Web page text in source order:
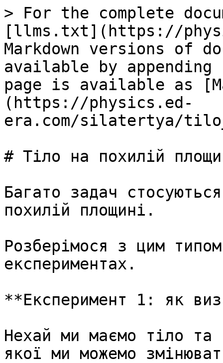
> For the complete
[llms.txt](https://
Markdown versions of
available by
page is available as
(https://physics.ed-
era.com/silatertya/
# Тiло на похилiй
Багато задач
похилiй площинi.
Розберімося з цим
експериментах.
**Експеримент 1: як
Нехай ми маємо тiло та
якої ми можемо